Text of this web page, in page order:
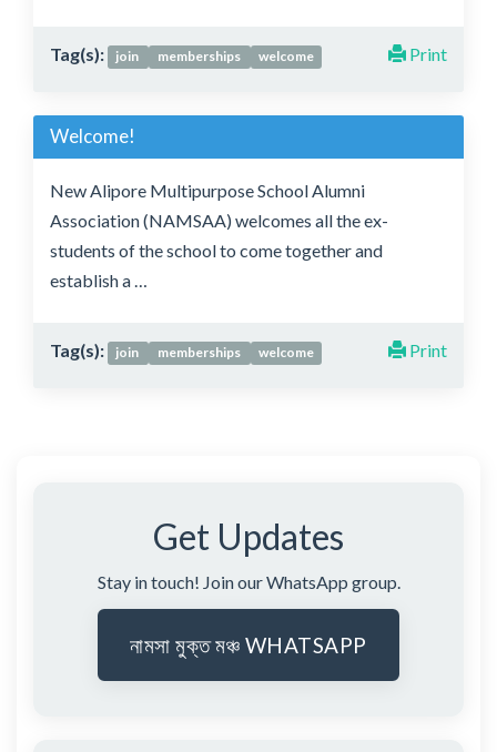
Print
Tag(s): join memberships welcome
Welcome!
New Alipore Multipurpose School Alumni
Association (NAMSAA) welcomes all the ex-
students of the school to come together and
establish a …
Print
Tag(s): join memberships welcome
Get Updates
Stay in touch! Join our WhatsApp group.
নামসা মুক্ত মঞ্চ WHATSAPP